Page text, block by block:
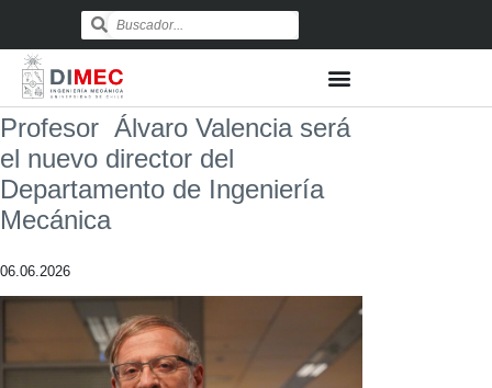
Profesor Álvaro Valencia será
el nuevo director del
Departamento de Ingeniería
Mecánica
06.06.2026